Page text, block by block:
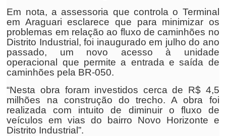
Em nota, a assessoria que controla o Terminal
em Araguari esclarece que para minimizar os
problemas em relação ao fluxo de caminhões no
Distrito Industrial, foi inaugurado em julho do ano
passado, um novo acesso à unidade
operacional que permite a entrada e saída de
caminhões pela BR-050.
“Nesta obra foram investidos cerca de R$ 4,5
milhões na construção do trecho. A obra foi
realizada com intuito de diminuir o fluxo de
veículos em vias do bairro Novo Horizonte e
Distrito Industrial”.